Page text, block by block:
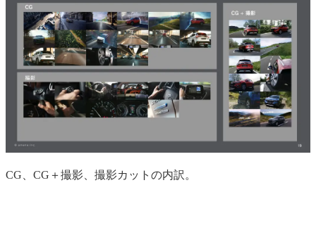
CG、CG＋撮影、撮影カットの内訳。